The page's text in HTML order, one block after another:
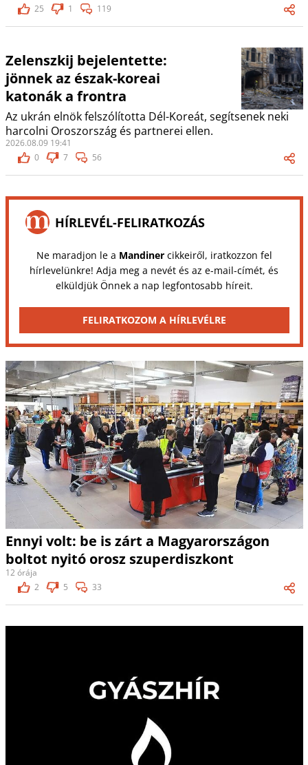
25
1 119
Zelenszkij bejelentette:
jönnek az észak-koreai
katonák a frontra
Az ukrán elnök felszólította Dél-Koreát, segítsenek neki
harcolni Oroszország és partnerei ellen.
2026.08.09 19:41
0
7 56
HÍRLEVÉL-FELIRATKOZÁS
Ne maradjon le a Mandinercikkeiről, iratkozzon fel
hírlevelünkre! Adja meg a nevét és az e-mail-címét, és
elküldjük Önnek a nap legfontosabb híreit.
FELIRATKOZOM A HÍRLEVÉLRE
Ennyi volt: be is zárt a Magyarországon
boltot nyitó orosz szuperdiszkont
12 órája
2
5 33